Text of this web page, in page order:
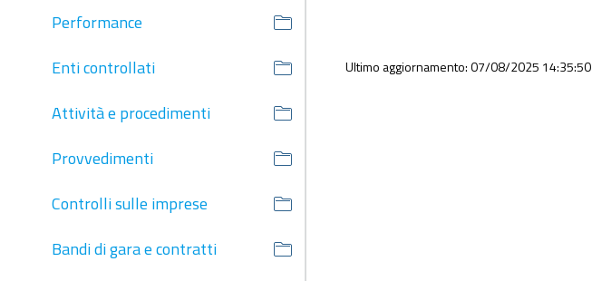
Performance
Enti controllati
Attività e procedimenti
Provvedimenti
Controlli sulle imprese
Bandi di gara e contratti
Ultimo aggiornamento: 07/08/2025 14:35:50